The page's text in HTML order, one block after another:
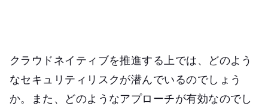
クラウドネイティブを推進する上では、どのよう
なセキュリティリスクが潜んでいるのでしょう
か。また、どのようなアプローチが有効なのでし